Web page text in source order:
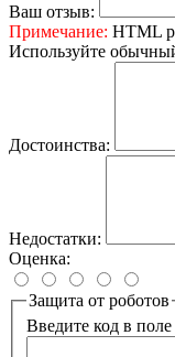
Ваш отзыв:
Примечание: HTML
Используйте
Достоинства:
Недостатки:
Оценка:
Защита от роботов
Введите код в